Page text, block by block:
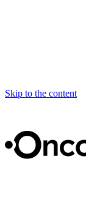
Skip to the content